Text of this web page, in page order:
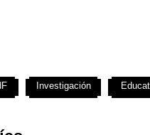
Investigación